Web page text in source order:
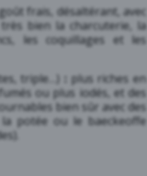
frais, désaltérant, avec
bien la charcuterie, la
les coquillages et les
triple…)
plus riches en
ou plus iodés, et des
bien sûr avec des
potée ou le baeckeoffe